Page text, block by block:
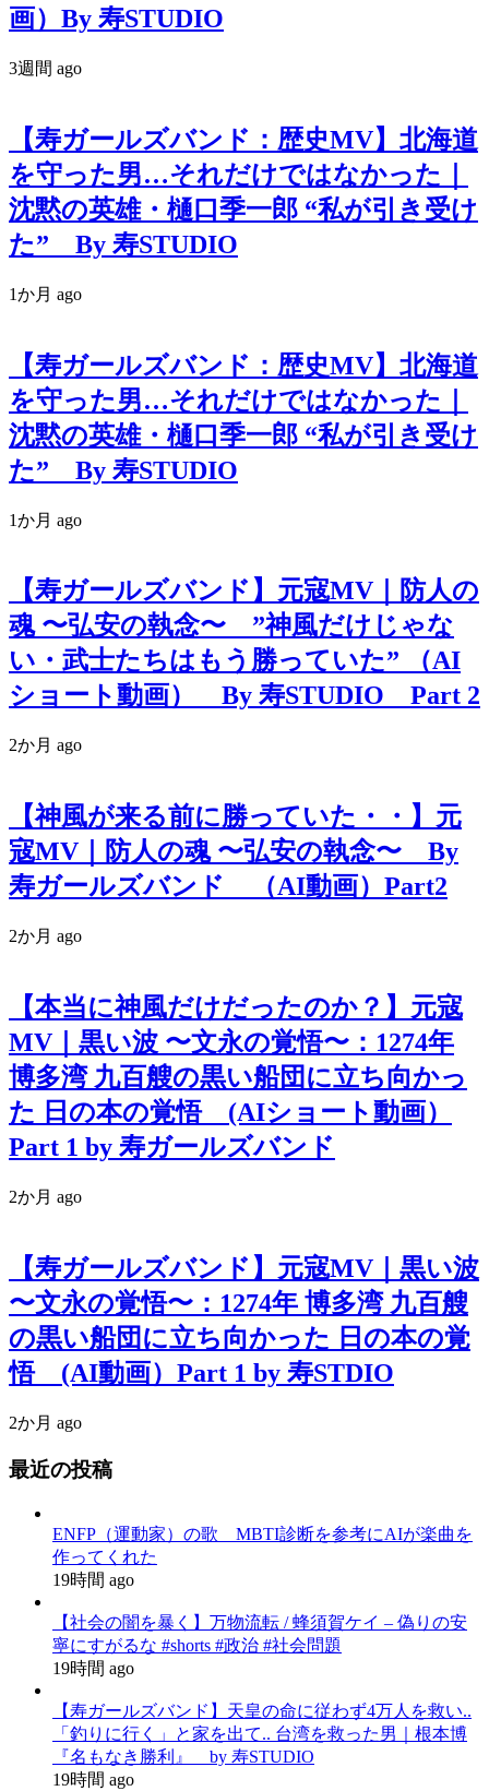
画）By 寿STUDIO
3週間 ago
【寿ガールズバンド：歴史MV】北海道
を守った男…それだけではなかった｜
沈黙の英雄・樋口季一郎 “私が引き受け
た” By 寿STUDIO
1か月 ago
【寿ガールズバンド：歴史MV】北海道
を守った男…それだけではなかった｜
沈黙の英雄・樋口季一郎 “私が引き受け
た” By 寿STUDIO
1か月 ago
【寿ガールズバンド】元寇MV｜防人の
魂 〜弘安の執念〜 ”神風だけじゃな
い・武士たちはもう勝っていた” （AI
ショート動画） By 寿STUDIO Part 2
2か月 ago
【神風が来る前に勝っていた・・】元
寇MV｜防人の魂 〜弘安の執念〜 By
寿ガールズバンド （AI動画）Part2
2か月 ago
【本当に神風だけだったのか？】元寇
MV｜黒い波 〜文永の覚悟〜：1274年
博多湾 九百艘の黒い船団に立ち向かっ
た 日の本の覚悟 (AIショート動画）
Part 1 by 寿ガールズバンド
2か月 ago
【寿ガールズバンド】元寇MV｜黒い波
〜文永の覚悟〜：1274年 博多湾 九百艘
の黒い船団に立ち向かった 日の本の覚
悟 (AI動画）Part 1 by 寿STDIO
2か月 ago
最近の投稿
ENFP（運動家）の歌 MBTI診断を参考にAIが楽曲を
作ってくれた
19時間 ago
【社会の闇を暴く】万物流転 / 蜂須賀ケイ – 偽りの安
寧にすがるな #shorts #政治 #社会問題
19時間 ago
【寿ガールズバンド】天皇の命に従わず4万人を救い..
「釣りに行く」と家を出て.. 台湾を救った男｜根本博
『名もなき勝利』 by 寿STUDIO
19時間 ago